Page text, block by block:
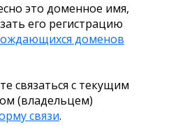
это доменное имя,
его регистрацию
доменов
связаться с текущим
(владельцем)
связи.